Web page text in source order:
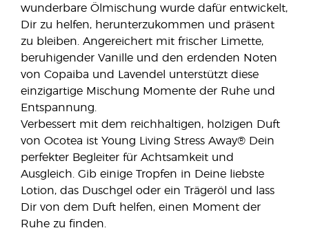
wunderbare Ölmischung wurde dafür entwickelt,
Dir zu helfen, herunterzukommen und präsent
zu bleiben. Angereichert mit frischer Limette,
beruhigender Vanille und den erdenden Noten
von Copaiba und Lavendel unterstützt diese
einzigartige Mischung Momente der Ruhe und
Entspannung.
Verbessert mit dem reichhaltigen, holzigen Duft
von Ocotea ist Young Living Stress Away® Dein
perfekter Begleiter für Achtsamkeit und
Ausgleich. Gib einige Tropfen in Deine liebste
Lotion, das Duschgel oder ein Trägeröl und lass
Dir von dem Duft helfen, einen Moment der
Ruhe zu finden.